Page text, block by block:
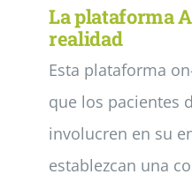
Noticias
Colabora
La plataforma
realidad
Esta plataforma
que los pacientes
involucren en su
establezcan una